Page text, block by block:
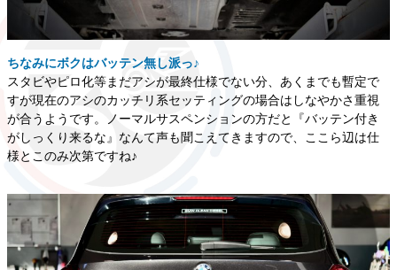
ちなみにボクはバッテン無し派っ♪
スタビやピロ化等まだアシが最終仕様でない分、あくまでも暫定で
すが現在のアシのカッチリ系セッティングの場合はしなやかさ重視
が合うようです。ノーマルサスペンションの方だと『バッテン付き
がしっくり来るな』なんて声も聞こえてきますので、ここら辺は仕
様とこのみ次第ですね♪